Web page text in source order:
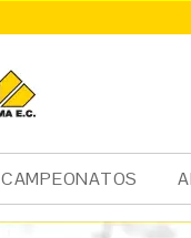
CAMPEONATOS